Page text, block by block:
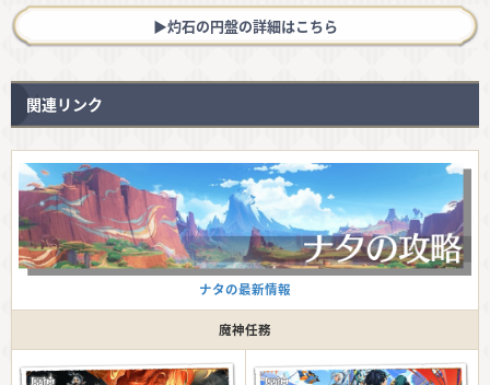
▶︎灼石の円盤の詳細はこちら
関連リンク
ナタの最新情報
魔神任務